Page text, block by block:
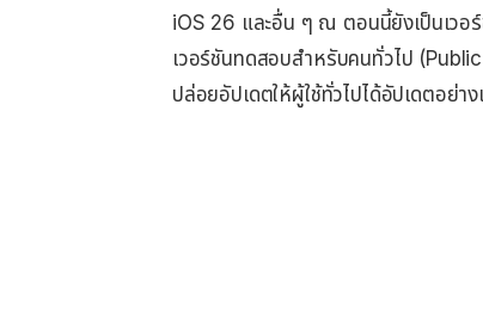
iOS 26 และอื่น ๆ ณ ตอนนี้ยังเป็นเว
เวอร์ชันทดสอบสำหรับคนทั่วไป
ปล่อยอัปเดตให้ผู้ใช้ทั่วไปได้อัปเดตอย่า